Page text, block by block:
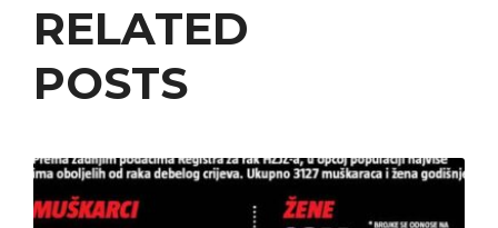
RELATED
POSTS